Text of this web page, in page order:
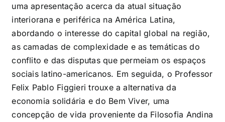
uma apresentação acerca da atual situação
interiorana e periférica na América Latina,
abordando o interesse do capital global na região,
as camadas de complexidade e as temáticas do
conflito e das disputas que permeiam os espaços
sociais latino-americanos. Em seguida, o Professor
Felix Pablo Figgieri trouxe a alternativa da
economia solidária e do Bem Viver, uma
concepção de vida proveniente da Filosofia Andina